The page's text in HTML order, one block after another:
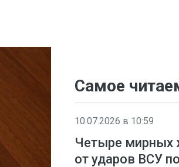
Самое
10.07.2026 в 10:59
Четыре мирных
от ударов ВСУ